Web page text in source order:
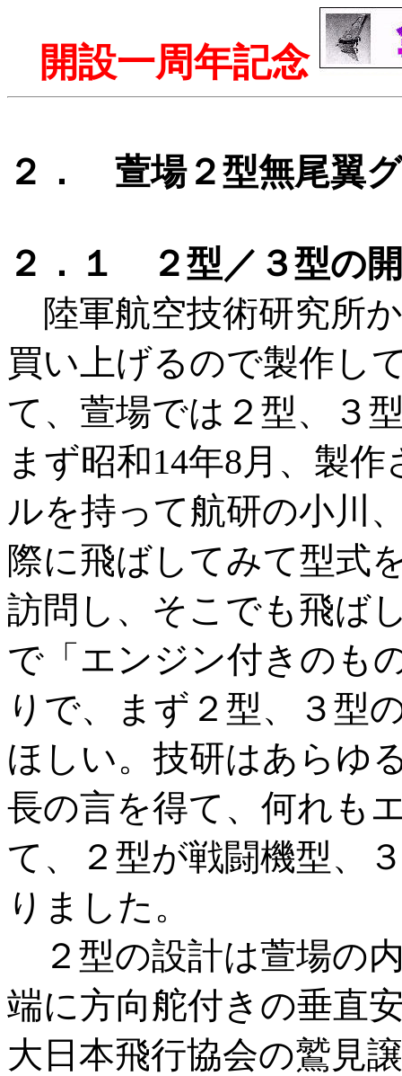
開設一周年記念
２． 萱場２型無尾翼
２．１ ２型／３型の
陸軍航空技術研究所
買い上げるので製作し
て、萱場では２型、３
まず昭和14年8月、製
ルを持って航研の小川
際に飛ばしてみて型式
訪問し、そこでも飛ば
で「エンジン付きのも
りで、まず２型、３型
ほしい。技研はあらゆ
長の言を得て、何れも
て、２型が戦闘機型、
りました。
２型の設計は萱場の
端に方向舵付きの垂直
大日本飛行協会の鷲見